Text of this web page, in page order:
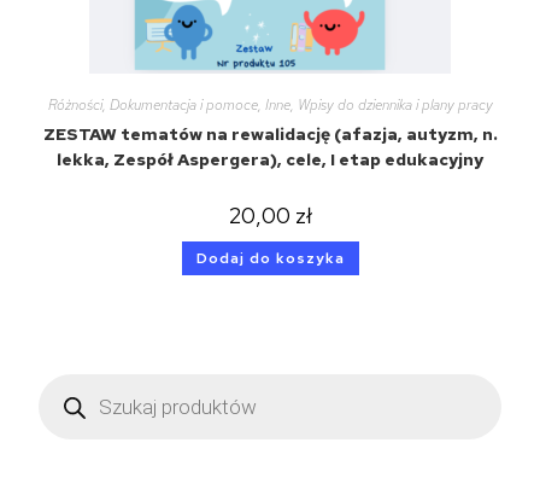
Różności, Dokumentacja i pomoce, Inne, Wpisy do dziennika i plany pracy
ZESTAW tematów na rewalidację (afazja, autyzm, n.
lekka, Zespół Aspergera), cele, I etap edukacyjny
20,00 zł
Dodaj do koszyka